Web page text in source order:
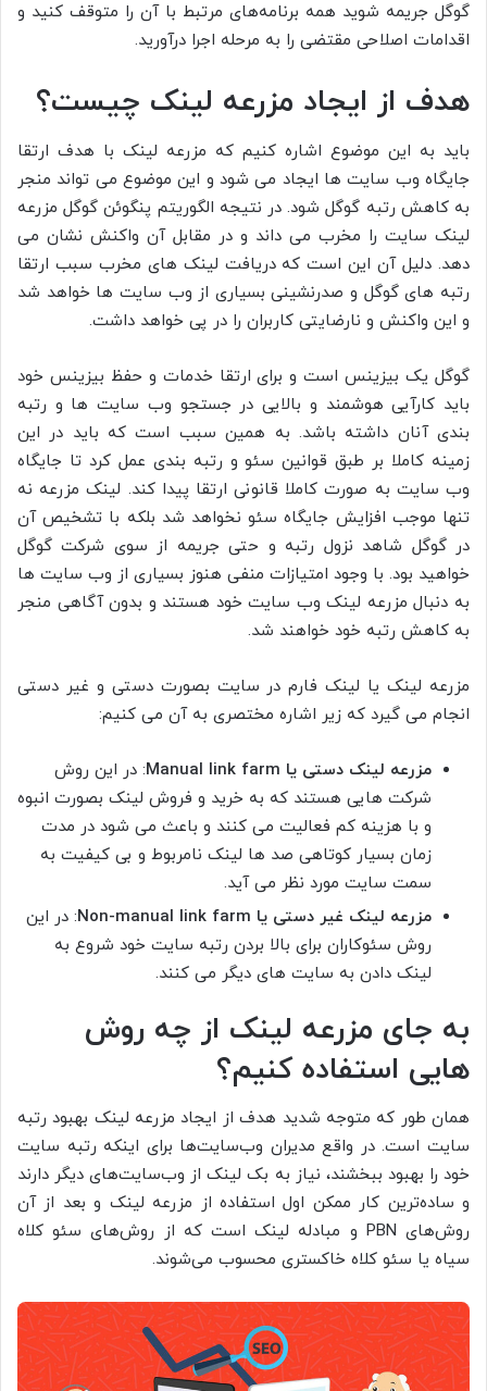
گوگل جریمه شوید همه برنامه‌های مرتبط با آن را متوقف کنید و
اقدامات اصلاحی مقتضی را به مرحله اجرا درآورید.
هدف از ایجاد مزرعه لینک چیست؟
باید به این موضوع اشاره کنیم که مزرعه لینک با هدف ارتقا
جایگاه وب سایت ها ایجاد می شود و این موضوع می تواند منجر
به کاهش رتبه گوگل شود. در نتیجه الگوریتم پنگوئن گوگل مزرعه
لینک سایت را مخرب می داند و در مقابل آن واکنش نشان می
دهد. دلیل آن این است که دریافت لینک های مخرب سبب ارتقا
رتبه های گوگل و صدرنشینی بسیاری از وب سایت ها خواهد شد
و این واکنش و نارضایتی کاربران را در پی خواهد داشت.
گوگل یک بیزینس است و برای ارتقا خدمات و حفظ بیزینس خود
باید کارآیی هوشمند و بالایی در جستجو وب سایت ها و رتبه
بندی آنان داشته باشد. به همین سبب است که باید در این
زمینه کاملا بر طبق قوانین سئو و رتبه بندی عمل کرد تا جایگاه
وب سایت به صورت کاملا قانونی ارتقا پیدا کند. لینک مزرعه نه
تنها موجب افزایش جایگاه سئو نخواهد شد بلکه با تشخیص آن
در گوگل شاهد نزول رتبه و حتی جریمه از سوی شرکت گوگل
خواهید بود. با وجود امتیازات منفی هنوز بسیاری از وب سایت ها
به دنبال مزرعه لینک وب سایت خود هستند و بدون آگاهی منجر
به کاهش رتبه خود خواهند شد.
مزرعه لینک یا لینک فارم در سایت بصورت دستی و غیر دستی
انجام می گیرد که زیر اشاره مختصری به آن می کنیم:
مزرعه لینک دستی یا Manual link farm
: در این روش
شرکت هایی هستند که به خرید و فروش لینک بصورت انبوه
و با هزینه کم فعالیت می کنند و باعث می شود در مدت
زمان بسیار کوتاهی صد ها لینک نامربوط و بی کیفیت به
سمت سایت مورد نظر می آید.
مزرعه لینک غیر دستی یا Non-manual link farm
: در این
روش سئوکاران برای بالا بردن رتبه سایت خود شروع به
لینک دادن به سایت های دیگر می کنند.
به جای مزرعه لینک از چه روش
هایی استفاده کنیم؟
همان طور که متوجه شدید هدف از ایجاد مزرعه لینک بهبود رتبه
سایت است. در واقع مدیران وب‌سایت‌ها برای اینکه رتبه سایت
خود را بهبود ببخشند، نیاز به بک لینک‌ از وب‌سایت‌های دیگر دارند
و ساده‌ترین کار ممکن اول استفاده از مزرعه لینک و بعد از آن
روش‌های PBN و مبادله لینک است که از روش‌های سئو کلاه
سیاه یا سئو کلاه خاکستری محسوب می‌شوند.